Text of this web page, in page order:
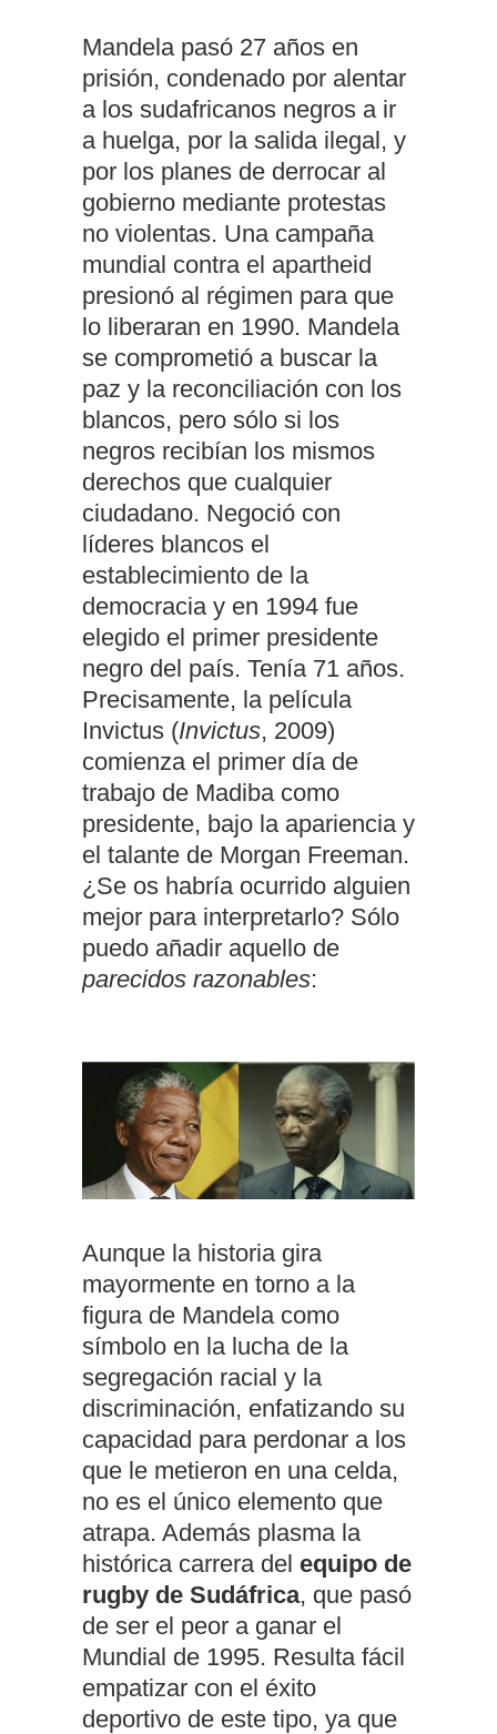
Mandela pasó 27 años en
prisión, condenado por alentar
a los sudafricanos negros a ir
a huelga, por la salida ilegal, y
por los planes de derrocar al
gobierno mediante protestas
no violentas. Una campaña
mundial contra el apartheid
presionó al régimen para que
lo liberaran en 1990. Mandela
se comprometió a buscar la
paz y la reconciliación con los
blancos, pero sólo si los
negros recibían los mismos
derechos que cualquier
ciudadano. Negoció con
líderes blancos el
establecimiento de la
democracia y en 1994 fue
elegido el primer presidente
negro del país. Tenía 71 años.
Precisamente, la película
Invictus (Invictus, 2009)
comienza el primer día de
trabajo de Madiba como
presidente, bajo la apariencia y
el talante de Morgan Freeman.
¿Se os habría ocurrido alguien
mejor para interpretarlo? Sólo
puedo añadir aquello de
parecidos razonables:
Aunque la historia gira
mayormente en torno a la
figura de Mandela como
símbolo en la lucha de la
segregación racial y la
discriminación, enfatizando su
capacidad para perdonar a los
que le metieron en una celda,
no es el único elemento que
atrapa. Además plasma la
histórica carrera del equipo de
rugby de Sudáfrica, que pasó
de ser el peor a ganar el
Mundial de 1995. Resulta fácil
empatizar con el éxito
deportivo de este tipo, ya que